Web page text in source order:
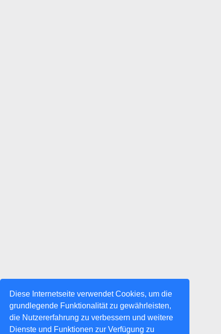
Diese Internetseite verwendet Cookies, um die
grundlegende Funktionalität zu gewährleisten,
die Nutzererfahrung zu verbessern und weitere
Dienste und Funktionen zur Verfügung zu